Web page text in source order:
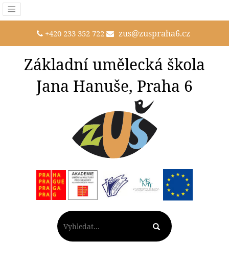
+420 233 352 722 zus@zuspraha6.cz
Základní umělecká škola
Jana Hanuše, Praha 6